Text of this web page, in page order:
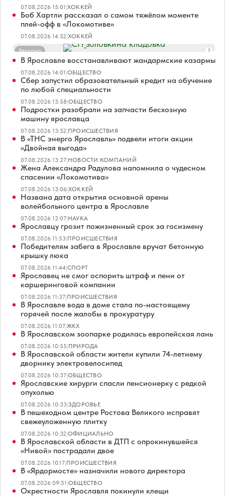
07.08.2026 15:01|ХОККЕЙ
Боб Хартли рассказал о самом тяжёлом моменте
плей-офф в «Локомотиве»
07.08.2026 14:52|ХОККЕЙ
Реклама
В Ярославле восстанавливают жандармские казармы
07.08.2026 14:01|ОБЩЕСТВО
Сбер запустил образовательный кредит на обучение
по любой специальности
07.08.2026 13:58|ОБЩЕСТВО
Подростки разобрали на запчасти бесхозную
машину ярославца
07.08.2026 13:52|ПРОИСШЕСТВИЯ
В «ТНС энерго Ярославль» подвели итоги акции
«Двойная выгода»
07.08.2026 13:27|НОВОСТИ КОМПАНИЙ
Жена Александра Радулова напомнила о чудесном
спасении «Локомотива»
07.08.2026 13:06|ХОККЕЙ
Названа дата открытия основной арены
волейбольного центра в Ярославле
07.08.2026 12:07|НАУКА
Ярославцу грозит пожизненный срок за госизмену
07.08.2026 11:53|ПРОИСШЕСТВИЯ
Победителям забега в Ярославле вручат бетонную
крышку люка
07.08.2026 11:44|СПОРТ
Ярославец не смог оспорить штраф и пени от
каршеринговой компании
07.08.2026 11:37|ПРОИСШЕСТВИЯ
В Ярославле вода в доме стала по-настоящему
горячей после жалобы в прокуратуру
07.08.2026 11:07|ЖКХ
В Ярославском зоопарке родилась европейская лань
07.08.2026 10:55|ПРИРОДА
В Ярославской области жители купили 74-летнему
дворнику электровелосипед
07.08.2026 10:37|ОБЩЕСТВО
Ярославские хирурги спасли пенсионерку с редкой
опухолью
07.08.2026 10:33|ЗДОРОВЬЕ
В пешеходном центре Ростова Великого исправят
свежеуложенную плитку
07.08.2026 10:32|ОФИЦИАЛЬНО
В Ярославской области в ДТП с опрокинувшейся
«Нивой» пострадали двое
07.08.2026 10:17|ПРОИСШЕСТВИЯ
В «Ярдормосте» назначили нового директора
07.08.2026 09:51|ОБЩЕСТВО
Окрестности Ярославля покинули клещи